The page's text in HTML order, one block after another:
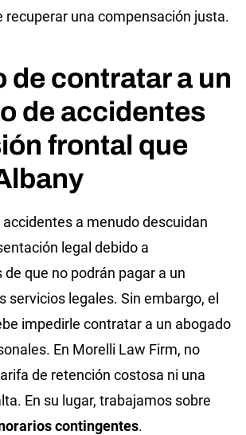
recuperar una compensación justa.
de contratar a un
de accidentes
frontal que
a menudo descuidan
legal debido a
que no podrán pagar a un
servicios legales. Sin embargo, el
impedirle contratar a un abogado
En Morelli Law Firm, no
de retención costosa ni una
En su lugar, trabajamos sobre
contingentes.